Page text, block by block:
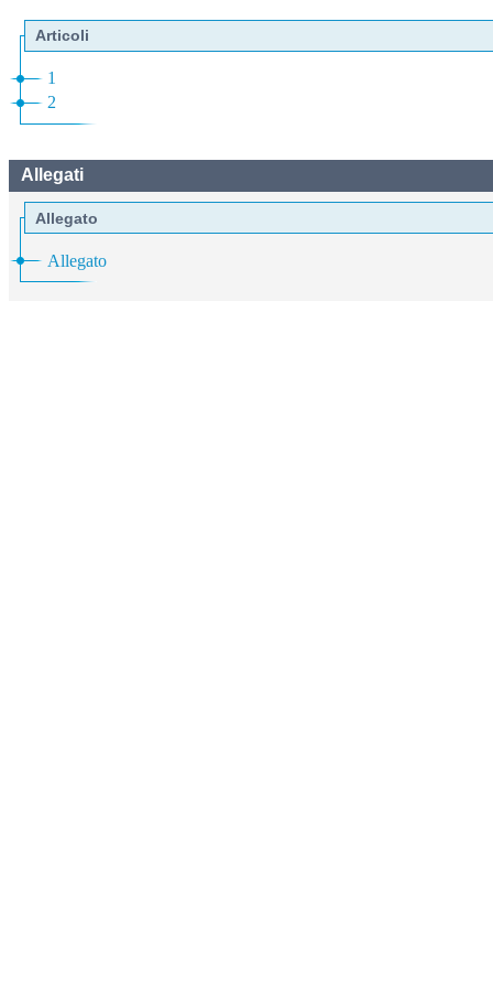
Articoli
1
2
Allegati
Allegato
Allegato